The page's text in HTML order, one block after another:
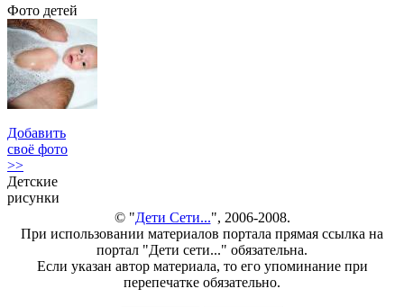
Фото детей
Добавить
своё фото
>>
Детские
рисунки
© "Дети Сети...", 2006-2008.
При использовании материалов портала прямая ссылка на
портал "Дети сети..." обязательна.
Если указан автор материала, то его упоминание при
перепечатке обязательно.